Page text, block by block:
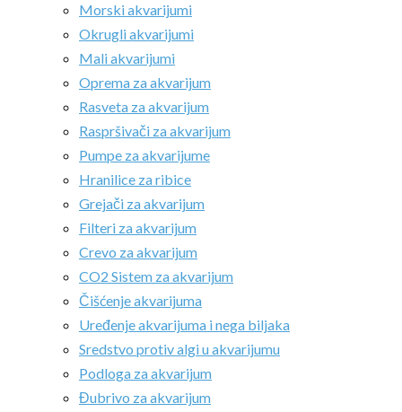
Morski akvarijumi
Okrugli akvarijumi
Mali akvarijumi
Oprema za akvarijum
Rasveta za akvarijum
Raspršivači za akvarijum
Pumpe za akvarijume
Hranilice za ribice
Grejači za akvarijum
Filteri za akvarijum
Crevo za akvarijum
CO2 Sistem za akvarijum
Čišćenje akvarijuma
Uređenje akvarijuma i nega biljaka
Sredstvo protiv algi u akvarijumu
Podloga za akvarijum
Đubrivo za akvarijum